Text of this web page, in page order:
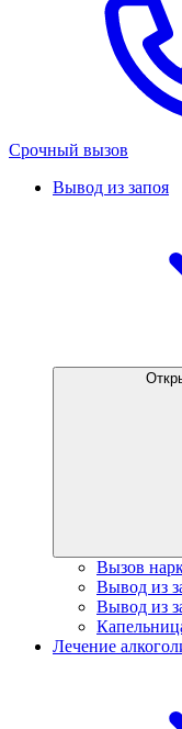
Срочный вызов
Вывод из запоя
Вызов
Вывод из
Вывод из
Лечение